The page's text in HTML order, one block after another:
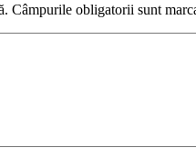
Câmpurile obligatorii sunt